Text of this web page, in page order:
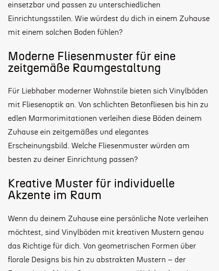
einsetzbar und passen zu unterschiedlichen
Einrichtungsstilen. Wie würdest du dich in einem Zuhause
mit einem solchen Boden fühlen?
Moderne Fliesenmuster für eine
zeitgemäße Raumgestaltung
Für Liebhaber moderner Wohnstile bieten sich Vinylböden
mit Fliesenoptik an. Von schlichten Betonfliesen bis hin zu
edlen Marmorimitationen verleihen diese Böden deinem
Zuhause ein zeitgemäßes und elegantes
Erscheinungsbild. Welche Fliesenmuster würden am
besten zu deiner Einrichtung passen?
Kreative Muster für individuelle
Akzente im Raum
Wenn du deinem Zuhause eine persönliche Note verleihen
möchtest, sind Vinylböden mit kreativen Mustern genau
das Richtige für dich. Von geometrischen Formen über
florale Designs bis hin zu abstrakten Mustern – der